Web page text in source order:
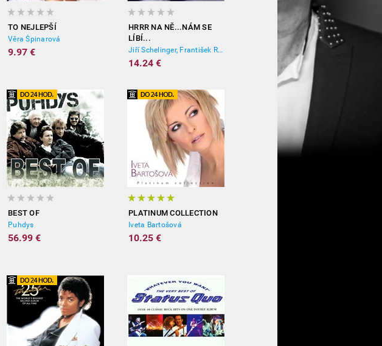
TO NEJLEPŠÍ
Věra Špinarová
9.97 €
HRRR NA NĚ...NÁM SE
LÍBÍ...
Jiří Schelinger, František Ringo Čech
14.24 €
BEST OF
Puhdys
56.99 €
PLATINUM COLLECTION
Iveta Bartošová
10.25 €